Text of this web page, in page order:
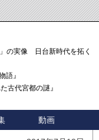
の実像 日台新時代を拓く「3
語』
古代宮都の謎』
動画